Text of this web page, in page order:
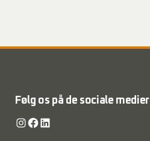
Følg os på de sociale medier
Instagram Facebook LinkedIn